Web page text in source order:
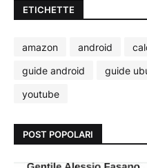
ETICHETTE
amazon android
guide android
guide
youtube
POST POPOLARI